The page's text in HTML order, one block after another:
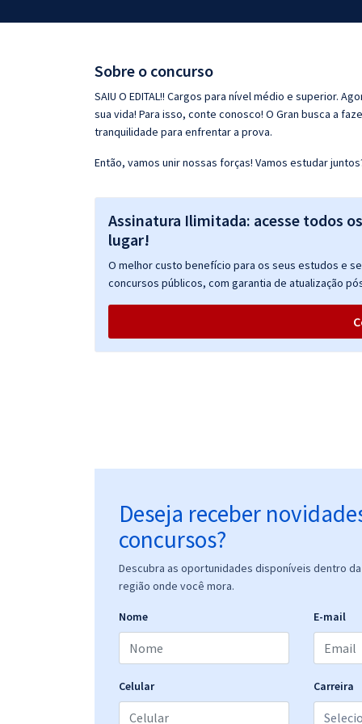
Questões grátis
Conteúdo gratuito
Sobre o concurso
SAIU O EDITAL!! Cargos para nível médio e superior.
sua vida! Para isso, conte conosco! O Gran busca a
tranquilidade para enfrentar a prova.
Então, vamos unir nossas forças! Vamos estudar
Assinatura Ilimitada: acesse todos
lugar!
O melhor custo benefício para os seus estudos e
concursos públicos, com garantia de atualização
Deseja receber
concursos?
Descubra as oportunidades disponíveis dentro
região onde você mora.
Nome E-mail
Celular Carreira